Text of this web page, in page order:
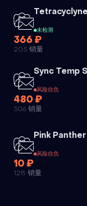
未检测
366 ₽
205 销量
Sync Temp
风险自负
480 ₽
506 销量
Pink
风险自负
10 ₽
128 销量